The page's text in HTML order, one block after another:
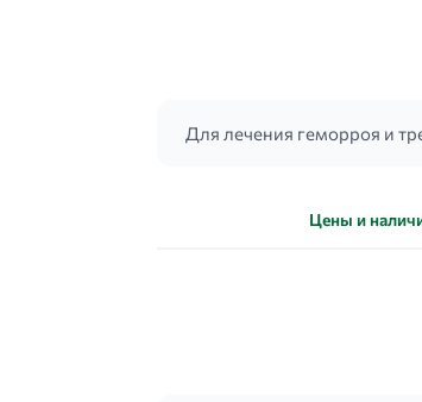
Для лечения геморроя и
Цены и